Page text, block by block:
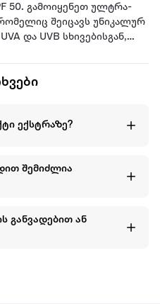
50. გამოიყენეთ ულტრა-
შეიცავს უნიკალურ
და UVB სხივებისგან,
ტონის თანაბარობას. კანზე
საცხის შემდეგ. მზიგან
მინიმუმ 30 წუთით
ექსტრაზე?
შემიძლია
განვადებით ან